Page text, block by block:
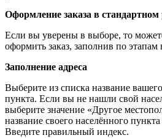
Оформление заказа в
Если вы уверены в выборе, то
оформить заказ, заполнив по
Заполнение адреса
Выберите из списка название
пункта. Если вы не нашли свой
выберите значение «Другое
название своего населённого
Введите правильный индекс.